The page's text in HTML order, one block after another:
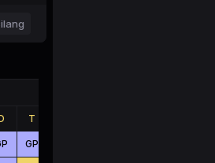
T
GP